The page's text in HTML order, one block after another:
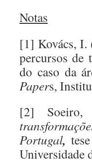
Notas
[1] Kovács, I.
percursos de
do caso da
Papers,
[2]
Portugal,
Universidade